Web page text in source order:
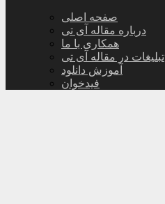
صفحه اصلی
درباره مقاله آی تی
همکاری با ما
تبلیغات در مقاله آی تی
آموزش دانلود
فیدخوان